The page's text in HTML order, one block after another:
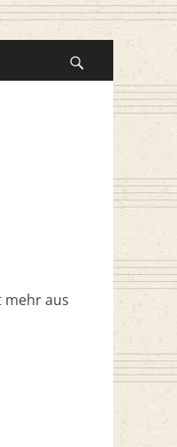
mehr aus